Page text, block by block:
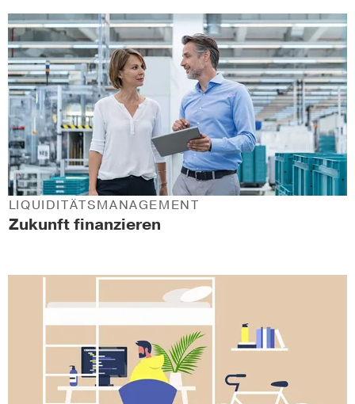
Zukunft finanzieren
LIQUIDITÄTSMANAGEMENT